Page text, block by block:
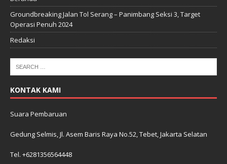
Groundbreaking Jalan Tol Serang – Panimbang Seksi 3, Target
Operasi Penuh 2024
Redaksi
KONTAK KAMI
Suara Pembaruan
Gedung Selmis, Jl. Asem Baris Raya No.52, Tebet, Jakarta Selatan
Tel. +6281356564448